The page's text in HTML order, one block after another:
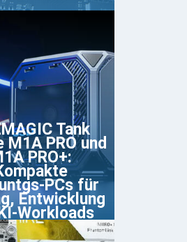
Tank
M1A PRO und
PRO+:
PCs für
Entwicklung
Workloads